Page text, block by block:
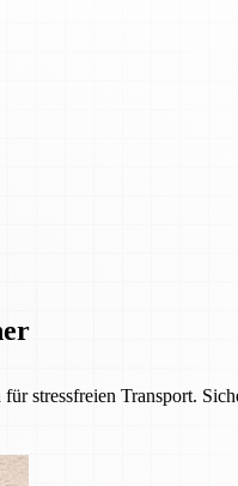
stressfreien Transport.